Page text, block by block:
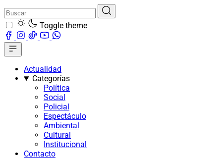
Toggle theme
Actualidad
Categorías
Política
Social
Policial
Espectáculo
Ambiental
Cultural
Institucional
Contacto